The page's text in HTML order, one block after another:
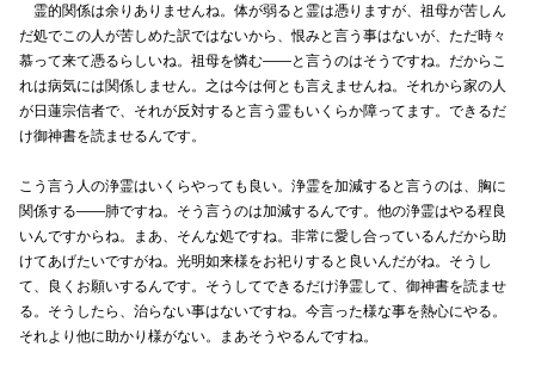
霊的関係は余りありませんね。体が弱ると霊は憑りますが、祖母が苦しん
だ処でこの人が苦しめた訳ではないから、恨みと言う事はないが、ただ時々
慕って来て憑るらしいね。祖母を憐む――と言うのはそうですね。だからこ
れは病気には関係しません。之は今は何とも言えませんね。それから家の人
が日蓮宗信者で、それが反対すると言う霊もいくらか障ってます。できるだ
け御神書を読ませるんです。
こう言う人の浄霊はいくらやっても良い。浄霊を加減すると言うのは、胸に
関係する――肺ですね。そう言うのは加減するんです。他の浄霊はやる程良
いんですからね。まあ、そんな処ですね。非常に愛し合っているんだから助
けてあげたいですがね。光明如来様をお祀りすると良いんだがね。そうし
て、良くお願いするんです。そうしてできるだけ浄霊して、御神書を読ませ
る。そうしたら、治らない事はないですね。今言った様な事を熱心にやる。
それより他に助かり様がない。まあそうやるんですね。